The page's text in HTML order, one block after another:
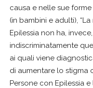
causa e nelle sue
(in bambini e adulti),
Epilessia non ha,
indiscriminatamente
ai quali viene
di aumentare lo stigma
Persone con Epilessia